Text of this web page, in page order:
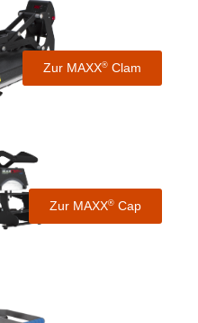
Zur MAXX® Clam
Zur MAXX® Cap